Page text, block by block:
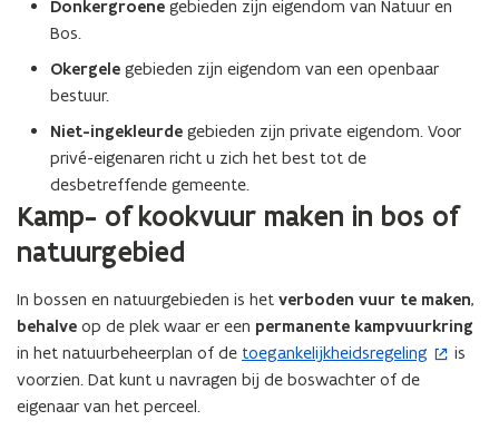
n
a
n
n
a
t
u
u
r
g
e
n
a
n
n
a
t
u
u
r
g
e
e
t
u
e
n
s
Donkergroene gebieden zijn eigendom van Natuur en
Bos.
Okergele gebieden zijn eigendom van een openbaar
bestuur.
Niet-ingekleurde gebieden zijn private eigendom. Voor
privé-eigenaren richt u zich het best tot de
desbetreffende gemeente.
Kamp- of kookvuur maken in bos of
natuurgebied
In bossen en natuurgebieden is het verboden vuur te maken,
behalve op de plek waar er een permanente kampvuurkring
in het natuurbeheerplan of de toegankelijkheidsregeling
(
o
is
voorzien. Dat kunt u navragen bij de boswachter of de
eigenaar van het perceel.